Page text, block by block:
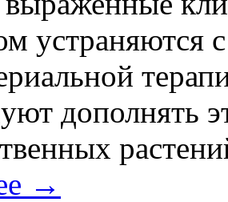
устраняются
дополнять
→